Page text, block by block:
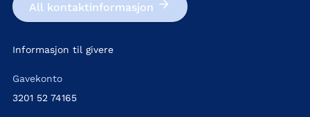
All kontakt­informasjon
Informasjon til givere
Gavekonto
3201 52 74165